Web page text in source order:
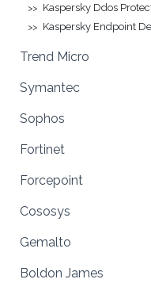
Kaspersky Ddos
Kaspersky Endpoint
Trend Micro
Symantec
Sophos
Fortinet
Forcepoint
Cososys
Gemalto
Boldon James